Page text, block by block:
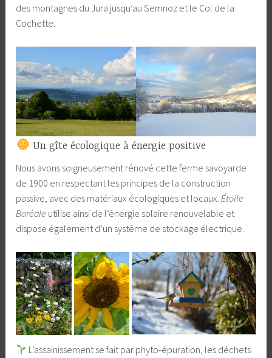
des montagnes du Jura jusqu’au Semnoz et le Col de la
Cochette.
Un gîte écologique à énergie positive
Nous avons soigneusement rénové cette ferme savoyarde
de 1900 en respectant les principes de la construction
passive, avec des matériaux écologiques et locaux.Étoile
Boréale utilise ainsi de l’énergie solaire renouvelable et
dispose également d’un système de stockage électrique.
L’assainissement se fait par phyto-épuration, les déchets